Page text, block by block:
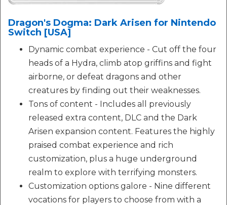
Dragon's Dogma: Dark Arisen for Nintendo
Switch [USA]
Dynamic combat experience - Cut off the four
heads of a Hydra, climb atop griffins and fight
airborne, or defeat dragons and other
creatures by finding out their weaknesses.
Tons of content - Includes all previously
released extra content, DLC and the Dark
Arisen expansion content. Features the highly
praised combat experience and rich
customization, plus a huge underground
realm to explore with terrifying monsters.
Customization options galore - Nine different
vocations for players to choose from with a